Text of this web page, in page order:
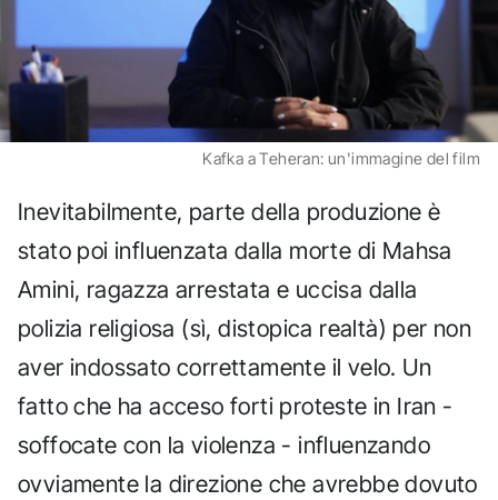
Kafka a Teheran: un'immagine del film
Inevitabilmente, parte della produzione è
stato poi influenzata dalla morte di Mahsa
Amini, ragazza arrestata e uccisa dalla
polizia religiosa (sì, distopica realtà) per non
aver indossato correttamente il velo. Un
fatto che ha acceso forti proteste in Iran -
soffocate con la violenza - influenzando
ovviamente la direzione che avrebbe dovuto